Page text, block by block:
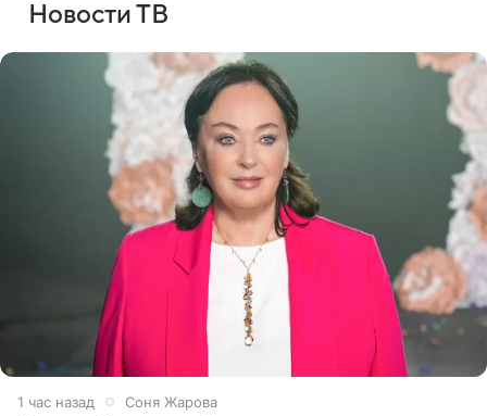
Новости ТВ
1 час назад Соня Жарова